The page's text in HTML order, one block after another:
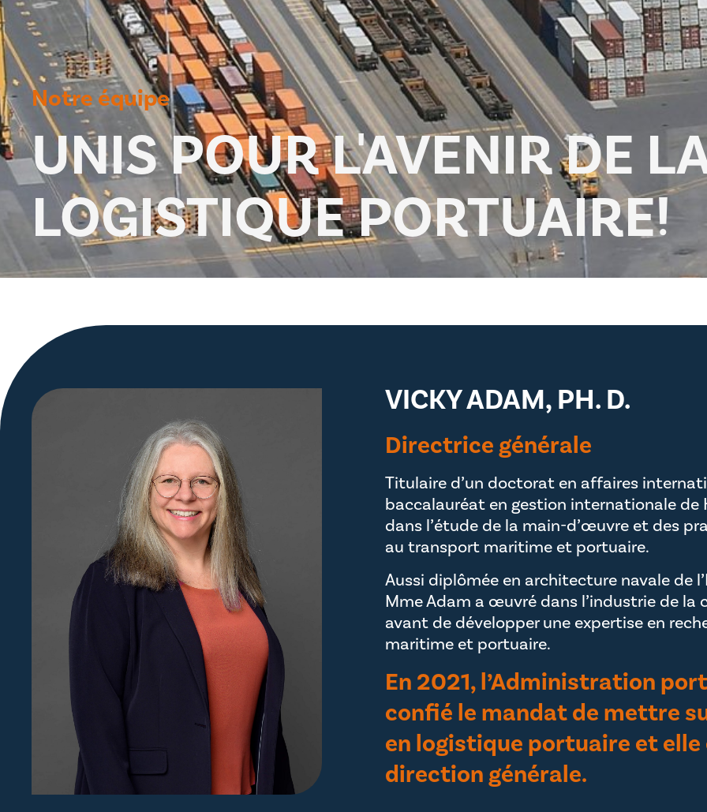
Notre équipe
UNIS POUR L'AVENIR DE
LOGISTIQUE PORTUAIRE!
VICKY ADAM, PH. D.
Directrice générale
Titulaire d’un doctorat en affaires
baccalauréat en gestion internationale de
dans l’étude de la main-d’œuvre et des
au transport maritime et portuaire.
Aussi diplômée en architecture navale de
Mme Adam a œuvré dans l’industrie de
avant de développer une expertise en
maritime et portuaire.
En 2021, l’Administration
confié le mandat de mettre
en logistique portuaire et elle
direction générale.